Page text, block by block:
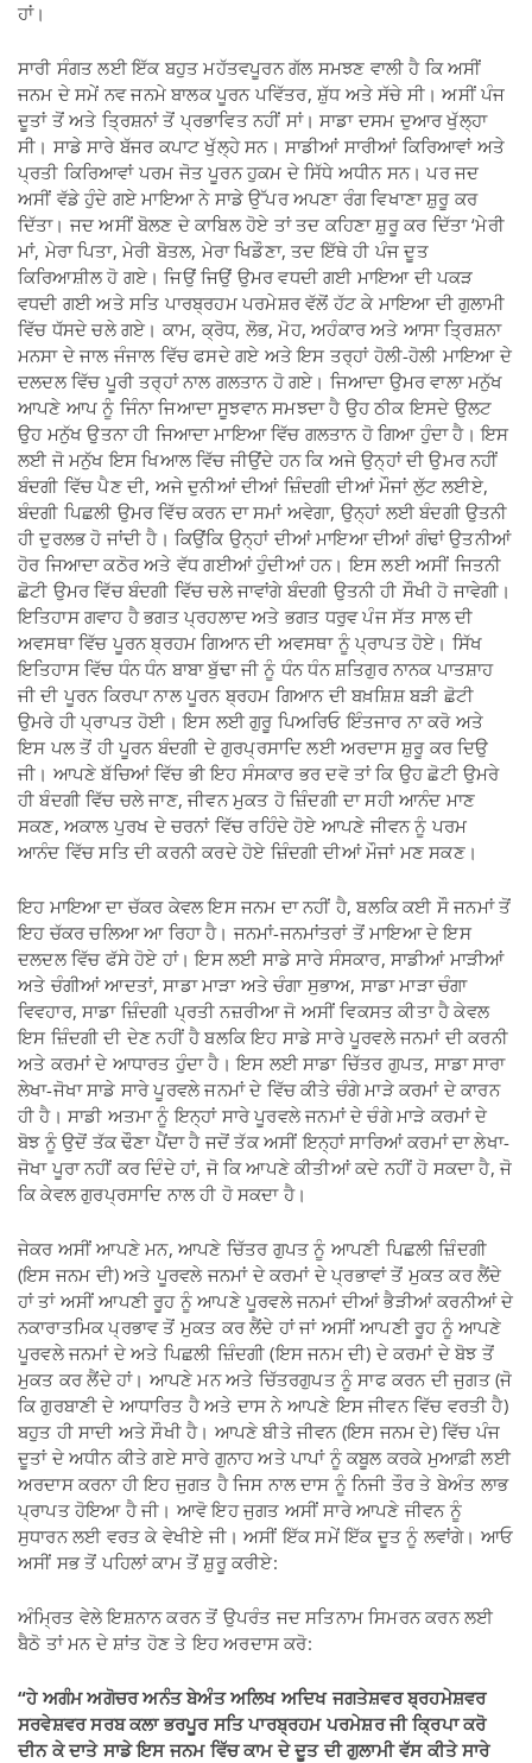
ਹਾਂ।
ਸਾਰੀ ਸੰਗਤ ਲਈ ਇੱਕ ਬਹੁਤ ਮਹੱਤਵਪੂਰਨ ਗੱਲ ਸਮਝਣ ਵਾਲੀ ਹੈ ਕਿ ਅਸੀਂ
ਜਨਮ ਦੇ ਸਮੇਂ ਨਵ ਜਨਮੇ ਬਾਲਕ ਪੂਰਨ ਪਵਿੱਤਰ, ਸ਼ੁੱਧ ਅਤੇ ਸੱਚੇ ਸੀ। ਅਸੀਂ ਪੰਜ
ਦੂਤਾਂ ਤੋਂ ਅਤੇ ਤ੍ਰਿਸ਼ਨਾਂ ਤੋਂ ਪ੍ਰਭਾਵਿਤ ਨਹੀਂ ਸਾਂ। ਸਾਡਾ ਦਸਮ ਦੁਆਰ ਖੁੱਲ੍ਹਾ
ਸੀ। ਸਾਡੇ ਸਾਰੇ ਬੱਜਰ ਕਪਾਟ ਖੁੱਲ੍ਹੇ ਸਨ। ਸਾਡੀਆਂ ਸਾਰੀਆਂ ਕਿਰਿਆਵਾਂ ਅਤੇ
ਪ੍ਰਤੀ ਕਿਰਿਆਵਾਂ ਪਰਮ ਜੋਤ ਪੂਰਨ ਹੁਕਮ ਦੇ ਸਿੱਧੇ ਅਧੀਨ ਸਨ। ਪਰ ਜਦ
ਅਸੀਂ ਵੱਡੇ ਹੁੰਦੇ ਗਏ ਮਾਇਆ ਨੇ ਸਾਡੇ ਉੱਪਰ ਅਪਣਾ ਰੰਗ ਵਿਖਾਣਾ ਸ਼ੁਰੂ ਕਰ
ਦਿੱਤਾ। ਜਦ ਅਸੀਂ ਬੋਲਣ ਦੇ ਕਾਬਿਲ ਹੋਏ ਤਾਂ ਤਦ ਕਹਿਣਾ ਸ਼ੁਰੂ ਕਰ ਦਿੱਤਾ ‘ਮੇਰੀ
ਮਾਂ, ਮੇਰਾ ਪਿਤਾ, ਮੇਰੀ ਬੋਤਲ, ਮੇਰਾ ਖਿਡੌਣਾ, ਤਦ ਇੱਥੇ ਹੀ ਪੰਜ ਦੂਤ
ਕਿਰਿਆਸ਼ੀਲ ਹੋ ਗਏ। ਜਿਉਂ ਜਿਉਂ ਉਮਰ ਵਧਦੀ ਗਈ ਮਾਇਆ ਦੀ ਪਕੜ
ਵਧਦੀ ਗਈ ਅਤੇ ਸਤਿ ਪਾਰਬ੍ਰਹਮ ਪਰਮੇਸ਼ਰ ਵੱਲੋਂ ਹੱਟ ਕੇ ਮਾਇਆ ਦੀ ਗੁਲਾਮੀ
ਵਿੱਚ ਧੱਸਦੇ ਚਲੇ ਗਏ। ਕਾਮ, ਕ੍ਰੋਧ, ਲੋਭ, ਮੋਹ, ਅਹੰਕਾਰ ਅਤੇ ਆਸਾ ਤ੍ਰਿਸ਼ਨਾ
ਮਨਸਾ ਦੇ ਜਾਲ ਜੰਜਾਲ ਵਿੱਚ ਫਸਦੇ ਗਏ ਅਤੇ ਇਸ ਤਰ੍ਹਾਂ ਹੋਲੀ-ਹੋਲੀ ਮਾਇਆ ਦੇ
ਦਲਦਲ ਵਿੱਚ ਪੂਰੀ ਤਰ੍ਹਾਂ ਨਾਲ ਗਲਤਾਨ ਹੋ ਗਏ। ਜਿਆਦਾ ਉਮਰ ਵਾਲਾ ਮਨੁੱਖ
ਆਪਣੇ ਆਪ ਨੂੰ ਜਿੰਨਾ ਜਿਆਦਾ ਸੂਝਵਾਨ ਸਮਝਦਾ ਹੈ ਉਹ ਠੀਕ ਇਸਦੇ ਉਲਟ
ਉਹ ਮਨੁੱਖ ਉਤਨਾ ਹੀ ਜਿਆਦਾ ਮਾਇਆ ਵਿੱਚ ਗਲਤਾਨ ਹੋ ਗਿਆ ਹੁੰਦਾ ਹੈ। ਇਸ
ਲਈ ਜੋ ਮਨੁੱਖ ਇਸ ਖਿਆਲ ਵਿੱਚ ਜੀਉਂਦੇ ਹਨ ਕਿ ਅਜੇ ਉਨ੍ਹਾਂ ਦੀ ਉਮਰ ਨਹੀਂ
ਬੰਦਗੀ ਵਿੱਚ ਪੈਣ ਦੀ, ਅਜੇ ਦੁਨੀਆਂ ਦੀਆਂ ਜ਼ਿੰਦਗੀ ਦੀਆਂ ਮੌਜਾਂ ਲੁੱਟ ਲਈਏ,
ਬੰਦਗੀ ਪਿਛਲੀ ਉਮਰ ਵਿੱਚ ਕਰਨ ਦਾ ਸਮਾਂ ਅਵੇਗਾ, ਉਨ੍ਹਾਂ ਲਈ ਬੰਦਗੀ ਉਤਨੀ
ਹੀ ਦੁਰਲਭ ਹੋ ਜਾਂਦੀ ਹੈ। ਕਿਉਂਕਿ ਉਨ੍ਹਾਂ ਦੀਆਂ ਮਾਇਆ ਦੀਆਂ ਗੰਢਾਂ ਉਤਨੀਆਂ
ਹੋਰ ਜਿਆਦਾ ਕਠੋਰ ਅਤੇ ਵੱਧ ਗਈਆਂ ਹੁੰਦੀਆਂ ਹਨ। ਇਸ ਲਈ ਅਸੀਂ ਜਿਤਨੀ
ਛੋਟੀ ਉਮਰ ਵਿੱਚ ਬੰਦਗੀ ਵਿੱਚ ਚਲੇ ਜਾਵਾਂਗੇ ਬੰਦਗੀ ਉਤਨੀ ਹੀ ਸੌਖੀ ਹੋ ਜਾਵੇਗੀ।
ਇਤਿਹਾਸ ਗਵਾਹ ਹੈ ਭਗਤ ਪ੍ਰਹਲਾਦ ਅਤੇ ਭਗਤ ਧਰੁਵ ਪੰਜ ਸੱਤ ਸਾਲ ਦੀ
ਅਵਸਥਾ ਵਿੱਚ ਪੂਰਨ ਬ੍ਰਹਮ ਗਿਆਨ ਦੀ ਅਵਸਥਾ ਨੂੰ ਪ੍ਰਾਪਤ ਹੋਏ। ਸਿੱਖ
ਇਤਿਹਾਸ ਵਿੱਚ ਧੰਨ ਧੰਨ ਬਾਬਾ ਬੁੱਢਾ ਜੀ ਨੂੰ ਧੰਨ ਧੰਨ ਸ਼ਤਿਗੁਰ ਨਾਨਕ ਪਾਤਸ਼ਾਹ
ਜੀ ਦੀ ਪੂਰਨ ਕਿਰਪਾ ਨਾਲ ਪੂਰਨ ਬ੍ਰਹਮ ਗਿਆਨ ਦੀ ਬਖ਼ਸ਼ਿਸ਼ ਬੜੀ ਛੋਟੀ
ਉਮਰੇ ਹੀ ਪ੍ਰਾਪਤ ਹੋਈ। ਇਸ ਲਈ ਗੁਰੂ ਪਿਅਰਿਓ ਇੰਤਜਾਰ ਨਾ ਕਰੋ ਅਤੇ
ਇਸ ਪਲ ਤੋਂ ਹੀ ਪੂਰਨ ਬੰਦਗੀ ਦੇ ਗੁਰਪ੍ਰਸਾਦਿ ਲਈ ਅਰਦਾਸ ਸ਼ੁਰੂ ਕਰ ਦਿਉ
ਜੀ। ਆਪਣੇ ਬੱਚਿਆਂ ਵਿੱਚ ਭੀ ਇਹ ਸੰਸਕਾਰ ਭਰ ਦਵੋ ਤਾਂ ਕਿ ਉਹ ਛੋਟੀ ਉਮਰੇ
ਹੀ ਬੰਦਗੀ ਵਿੱਚ ਚਲੇ ਜਾਣ, ਜੀਵਨ ਮੁਕਤ ਹੋ ਜ਼ਿੰਦਗੀ ਦਾ ਸਹੀ ਆਨੰਦ ਮਾਣ
ਸਕਣ, ਅਕਾਲ ਪੁਰਖ ਦੇ ਚਰਨਾਂ ਵਿੱਚ ਰਹਿੰਦੇ ਹੋਏ ਆਪਣੇ ਜੀਵਨ ਨੂੰ ਪਰਮ
ਆਨੰਦ ਵਿੱਚ ਸਤਿ ਦੀ ਕਰਨੀ ਕਰਦੇ ਹੋਏ ਜ਼ਿੰਦਗੀ ਦੀਆਂ ਮੌਜਾਂ ਮਣ ਸਕਣ।
ਇਹ ਮਾਇਆ ਦਾ ਚੱਕਰ ਕੇਵਲ ਇਸ ਜਨਮ ਦਾ ਨਹੀਂ ਹੈ, ਬਲਕਿ ਕਈ ਸੌ ਜਨਮਾਂ ਤੋਂ
ਇਹ ਚੱਕਰ ਚਲਿਆ ਆ ਰਿਹਾ ਹੈ। ਜਨਮਾਂ-ਜਨਮਾਂਤਰਾਂ ਤੋਂ ਮਾਇਆ ਦੇ ਇਸ
ਦਲਦਲ ਵਿੱਚ ਫੱਸੇ ਹੋਏ ਹਾਂ। ਇਸ ਲਈ ਸਾਡੇ ਸਾਰੇ ਸੰਸਕਾਰ, ਸਾਡੀਆਂ ਮਾੜੀਆਂ
ਅਤੇ ਚੰਗੀਆਂ ਆਦਤਾਂ, ਸਾਡਾ ਮਾੜਾ ਅਤੇ ਚੰਗਾ ਸੁਭਾਅ, ਸਾਡਾ ਮਾੜਾ ਚੰਗਾ
ਵਿਵਹਾਰ, ਸਾਡਾ ਜ਼ਿੰਦਗੀ ਪ੍ਰਤੀ ਨਜ਼ਰੀਆ ਜੋ ਅਸੀਂ ਵਿਕਸਤ ਕੀਤਾ ਹੈ ਕੇਵਲ
ਇਸ ਜ਼ਿੰਦਗੀ ਦੀ ਦੇਣ ਨਹੀਂ ਹੈ ਬਲਕਿ ਇਹ ਸਾਡੇ ਸਾਰੇ ਪੂਰਵਲੇ ਜਨਮਾਂ ਦੀ ਕਰਨੀ
ਅਤੇ ਕਰਮਾਂ ਦੇ ਆਧਾਰਤ ਹੁੰਦਾ ਹੈ। ਇਸ ਲਈ ਸਾਡਾ ਚਿੱਤਰ ਗੁਪਤ, ਸਾਡਾ ਸਾਰਾ
ਲੇਖਾ-ਜੋਖਾ ਸਾਡੇ ਸਾਰੇ ਪੂਰਵਲੇ ਜਨਮਾਂ ਦੇ ਵਿੱਚ ਕੀਤੇ ਚੰਗੇ ਮਾੜੇ ਕਰਮਾਂ ਦੇ ਕਾਰਨ
ਹੀ ਹੈ। ਸਾਡੀ ਅਤਮਾ ਨੂੰ ਇਨ੍ਹਾਂ ਸਾਰੇ ਪੂਰਵਲੇ ਜਨਮਾਂ ਦੇ ਚੰਗੇ ਮਾੜੇ ਕਰਮਾਂ ਦੇ
ਬੋਝ ਨੂੰ ਉਦੋਂ ਤੱਕ ਢੌਣਾ ਪੈਂਦਾ ਹੈ ਜਦੋਂ ਤੱਕ ਅਸੀਂ ਇਨ੍ਹਾਂ ਸਾਰਿਆਂ ਕਰਮਾਂ ਦਾ ਲੇਖਾ-
ਜੋਖਾ ਪੂਰਾ ਨਹੀਂ ਕਰ ਦਿੰਦੇ ਹਾਂ, ਜੋ ਕਿ ਆਪਣੇ ਕੀਤੀਆਂ ਕਦੇ ਨਹੀਂ ਹੋ ਸਕਦਾ ਹੈ, ਜੋ
ਕਿ ਕੇਵਲ ਗੁਰਪ੍ਰਸਾਦਿ ਨਾਲ ਹੀ ਹੋ ਸਕਦਾ ਹੈ।
ਜੇਕਰ ਅਸੀਂ ਆਪਣੇ ਮਨ, ਆਪਣੇ ਚਿੱਤਰ ਗੁਪਤ ਨੂੰ ਆਪਣੀ ਪਿਛਲੀ ਜ਼ਿੰਦਗੀ
(ਇਸ ਜਨਮ ਦੀ) ਅਤੇ ਪੂਰਵਲੇ ਜਨਮਾਂ ਦੇ ਕਰਮਾਂ ਦੇ ਪ੍ਰਭਾਵਾਂ ਤੋਂ ਮੁਕਤ ਕਰ ਲੈਂਦੇ
ਹਾਂ ਤਾਂ ਅਸੀਂ ਆਪਣੀ ਰੂਹ ਨੂੰ ਆਪਣੇ ਪੂਰਵਲੇ ਜਨਮਾਂ ਦੀਆਂ ਭੈੜੀਆਂ ਕਰਨੀਆਂ ਦੇ
ਨਕਾਰਾਤਮਿਕ ਪ੍ਰਭਾਵ ਤੋਂ ਮੁਕਤ ਕਰ ਲੈਂਦੇ ਹਾਂ ਜਾਂ ਅਸੀਂ ਆਪਣੀ ਰੂਹ ਨੂੰ ਆਪਣੇ
ਪੂਰਵਲੇ ਜਨਮਾਂ ਦੇ ਅਤੇ ਪਿਛਲੀ ਜ਼ਿੰਦਗੀ (ਇਸ ਜਨਮ ਦੀ) ਦੇ ਕਰਮਾਂ ਦੇ ਬੋਝ ਤੋਂ
ਮੁਕਤ ਕਰ ਲੈਂਦੇ ਹਾਂ। ਆਪਣੇ ਮਨ ਅਤੇ ਚਿੱਤਰਗੁਪਤ ਨੂੰ ਸਾਫ ਕਰਨ ਦੀ ਜੁਗਤ (ਜੋ
ਕਿ ਗੁਰਬਾਣੀ ਦੇ ਆਧਾਰਿਤ ਹੈ ਅਤੇ ਦਾਸ ਨੇ ਆਪਣੇ ਇਸ ਜੀਵਨ ਵਿੱਚ ਵਰਤੀ ਹੈ)
ਬਹੁਤ ਹੀ ਸਾਦੀ ਅਤੇ ਸੌਖੀ ਹੈ। ਆਪਣੇ ਬੀਤੇ ਜੀਵਨ (ਇਸ ਜਨਮ ਦੇ) ਵਿੱਚ ਪੰਜ
ਦੂਤਾਂ ਦੇ ਅਧੀਨ ਕੀਤੇ ਗਏ ਸਾਰੇ ਗੁਨਾਹ ਅਤੇ ਪਾਪਾਂ ਨੂੰ ਕਬੂਲ ਕਰਕੇ ਮੁਆਫ਼ੀ ਲਈ
ਅਰਦਾਸ ਕਰਨਾ ਹੀ ਇਹ ਜੁਗਤ ਹੈ ਜਿਸ ਨਾਲ ਦਾਸ ਨੂੰ ਨਿਜੀ ਤੌਰ ਤੇ ਬੇਅੰਤ ਲਾਭ
ਪ੍ਰਾਪਤ ਹੋਇਆ ਹੈ ਜੀ। ਆਵੋ ਇਹ ਜੁਗਤ ਅਸੀਂ ਸਾਰੇ ਆਪਣੇ ਜੀਵਨ ਨੂੰ
ਸੁਧਾਰਨ ਲਈ ਵਰਤ ਕੇ ਵੇਖੀਏ ਜੀ। ਅਸੀਂ ਇੱਕ ਸਮੇਂ ਇੱਕ ਦੂਤ ਨੂੰ ਲਵਾਂਗੇ। ਆਓ
ਅਸੀਂ ਸਭ ਤੋਂ ਪਹਿਲਾਂ ਕਾਮ ਤੋਂ ਸ਼ੁਰੂ ਕਰੀਏ:
ਅੰਮ੍ਰਿਤ ਵੇਲੇ ਇਸ਼ਨਾਨ ਕਰਨ ਤੋਂ ਉਪਰੰਤ ਜਦ ਸਤਿਨਾਮ ਸਿਮਰਨ ਕਰਨ ਲਈ
ਬੈਠੋ ਤਾਂ ਮਨ ਦੇ ਸ਼ਾਂਤ ਹੋਣ ਤੇ ਇਹ ਅਰਦਾਸ ਕਰੋ:
“ਹੇ ਅਗੰਮ ਅਗੋਚਰ ਅਨੰਤ ਬੇਅੰਤ ਅਲਿਖ ਅਦਿਖ ਜਗਤੇਸ਼ਵਰ ਬ੍ਰਹਮੇਸ਼ਵਰ
ਸਰਵੇਸ਼ਵਰ ਸਰਬ ਕਲਾ ਭਰਪੂਰ ਸਤਿ ਪਾਰਬ੍ਰਹਮ ਪਰਮੇਸ਼ਰ ਜੀ ਕ੍ਰਿਪਾ ਕਰੋ
ਦੀਨ ਕੇ ਦਾਤੇ ਸਾਡੇ ਇਸ ਜਨਮ ਵਿੱਚ ਕਾਮ ਦੇ ਦੂਤ ਦੀ ਗੁਲਾਮੀ ਵੱਸ ਕੀਤੇ ਸਾਰੇ